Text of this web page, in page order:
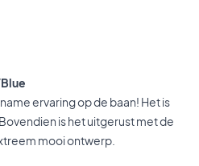
ervaring op de baan! Het is
is het uitgerust met de
mooi ontwerp.